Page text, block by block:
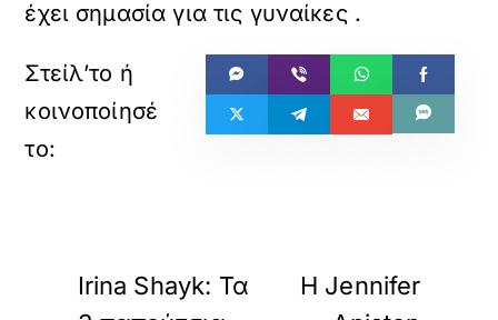
έχει σημασία για τις γυναίκες.
Irina Shayk: Τα
H Jennifer